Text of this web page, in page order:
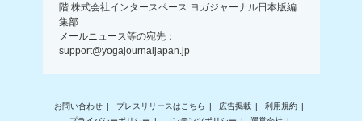
階 株式会社インタースペース ヨガジャーナル日本版編
集部
メールニュース等の宛先：
support@yogajournaljapan.jp
お問い合わせ プレスリリースはこちら 広告掲載
利用規約